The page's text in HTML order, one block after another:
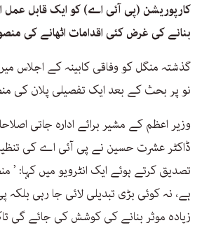
کارپوریشن (پی آئی اے) کو ایک قابل عمل
بنانے کی غرض کئی اقدامات اٹھانے کی
گذشتہ منگل کو وفاقی کابینہ کے اجلاس
نو پر بحث کے بعد ایک تفصیلی پلان کی
وزیر اعظم کے مشیر برائے ادارہ جاتی
ڈاکٹر عشرت حسین نے پی آئی اے کی
تصدیق کرتے ہوئے ایک انٹرویو میں کہا: ’
ہے، نہ کوئی بڑی تبدیلی لائی جا رہی بلکہ